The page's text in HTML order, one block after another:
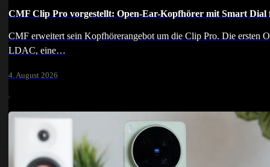
CMF Clip Pro vorgestellt: Open-Ear-Kopfhörer mit Smart Dial
CMF erweitert sein Kopfhörerangebot um die Clip Pro. Die ersten
LDAC, eine…
4. August 2026